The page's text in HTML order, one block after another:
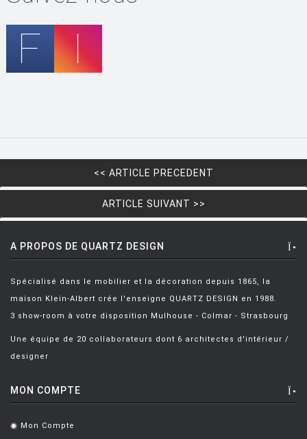
FONTANA ARTE
FOSCARINI
FRITZ HANSEN
HÖFATS
JIELDÉ
LA CHANCE
<< ARTICLE PRECEDENT
ARTICLE SUIVANT >>
A PROPOS DE QUARTZ DESIGN
Spécialisé dans le mobilier et la décoration depuis 1865, la
maison Klein-Albert crée l'enseigne QUARTZ DESIGN en 1988.
3 show-room à votre disposition Mulhouse - Colmar - Strasbourg
Une équipe de 20 collaborateurs dont 6 architectes d'intérieur /
designer
MON COMPTE
. Mon Compte